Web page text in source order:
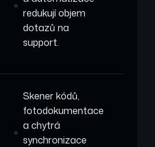
redukují objem
dotazů na
support.
Skener kódů,
fotodokumentace
a chytrá
synchronizace